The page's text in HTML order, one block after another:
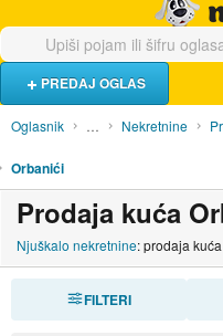
PREDAJ OGLAS
Oglasnik … Nekretnine
Orbanići
Prodaja kuća
Njuškalo nekretnine: prodaja
FILTERI